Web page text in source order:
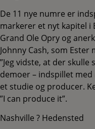
De 11 nye numre er
markerer et nyt kapitel i
Grand Ole Opry og
Johnny Cash, som
”Jeg vidste, at der
demoer – indspillet med
et studie og producer.
”I can produce it”.
Nashville ? Hedensted